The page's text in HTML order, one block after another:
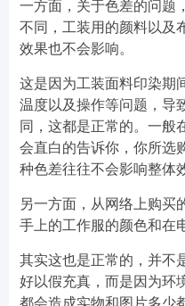
一方面，关于色差的问题
不同，工装用的颜料以及
效果也不会影响。
这是因为工装面料印染期
温度以及操作等问题，导
同，这都是正常的。一般
会直白的告诉你，你所选
种色差往往不会影响整体
另一方面，从网络上购买
手上的工作服的颜色和在
其实这也是正常的，并不
好以假充真，而是因为环
都会造成实物和图片多少